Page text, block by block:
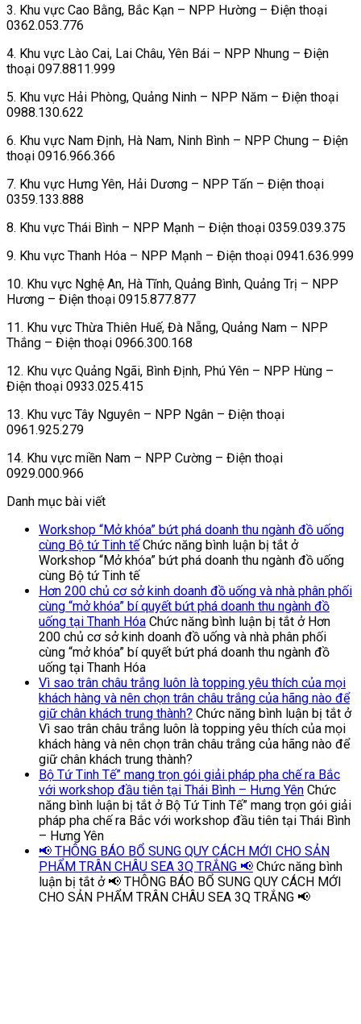
3. Khu vực Cao Bằng, Bắc Kạn – NPP Hường – Điện thoại
0362.053.776
4. Khu vực Lào Cai, Lai Châu, Yên Bái – NPP Nhung – Điện
thoại 097.8811.999
5. Khu vực Hải Phòng, Quảng Ninh – NPP Năm – Điện thoại
0988.130.622
6. Khu vực Nam Định, Hà Nam, Ninh Bình – NPP Chung – Điện
thoại 0916.966.366
7. Khu vực Hưng Yên, Hải Dương – NPP Tấn – Điện thoại
0359.133.888
8. Khu vực Thái Bình – NPP Mạnh – Điện thoại 0359.039.375
9. Khu vực Thanh Hóa – NPP Mạnh – Điện thoại 0941.636.999
10. Khu vực Nghệ An, Hà Tĩnh, Quảng Bình, Quảng Trị – NPP
Hương – Điện thoại 0915.877.877
11. Khu vực Thừa Thiên Huế, Đà Nẵng, Quảng Nam – NPP
Thắng – Điện thoại 0966.300.168
12. Khu vực Quảng Ngãi, Bình Định, Phú Yên – NPP Hùng –
Điện thoại 0933.025.415
13. Khu vực Tây Nguyên – NPP Ngân – Điện thoại
0961.925.279
14. Khu vực miền Nam – NPP Cường – Điện thoại
0929.000.966
Danh mục bài viết
Workshop “Mở khóa” bứt phá doanh thu ngành đồ uống
cùng Bộ tứ Tinh tế Chức năng bình luận bị tắt ở
Workshop “Mở khóa” bứt phá doanh thu ngành đồ uống
cùng Bộ tứ Tinh tế
Hơn 200 chủ cơ sở kinh doanh đồ uống và nhà phân phối
cùng “mở khóa” bí quyết bứt phá doanh thu ngành đồ
uống tại Thanh Hóa Chức năng bình luận bị tắt ở Hơn
200 chủ cơ sở kinh doanh đồ uống và nhà phân phối
cùng “mở khóa” bí quyết bứt phá doanh thu ngành đồ
uống tại Thanh Hóa
Vì sao trân châu trắng luôn là topping yêu thích của mọi
khách hàng và nên chọn trân châu trắng của hãng nào để
giữ chân khách trung thành? Chức năng bình luận bị tắt ở
Vì sao trân châu trắng luôn là topping yêu thích của mọi
khách hàng và nên chọn trân châu trắng của hãng nào để
giữ chân khách trung thành?
Bộ Tứ Tinh Tế” mang trọn gói giải pháp pha chế ra Bắc
với workshop đầu tiên tại Thái Bình – Hưng Yên Chức
năng bình luận bị tắt ở Bộ Tứ Tinh Tế” mang trọn gói giải
pháp pha chế ra Bắc với workshop đầu tiên tại Thái Bình
– Hưng Yên
📢 THÔNG BÁO BỔ SUNG QUY CÁCH MỚI CHO SẢN
PHẨM TRÂN CHÂU SEA 3Q TRẮNG 📢 Chức năng bình
luận bị tắt ở 📢 THÔNG BÁO BỔ SUNG QUY CÁCH MỚI
CHO SẢN PHẨM TRÂN CHÂU SEA 3Q TRẮNG 📢